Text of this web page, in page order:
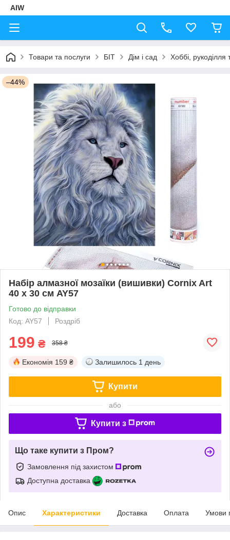
AIW
Товари та послуги БІТ Дім і сад Хоббі, рукоділля
–44%
Набір алмазної мозаїки (вишивки) Cornix Art
40 x 30 см AY57
Готово до відправки
Код: AY57
Роздріб
199 ₴ 358 ₴
Економія 159 ₴ Залишилось 1 день
Купити
або
Купити з
Що таке купити з Пром?
Замовлення під захистом
Доступна доставка
Опис Характеристики Доставка Оплата Умови